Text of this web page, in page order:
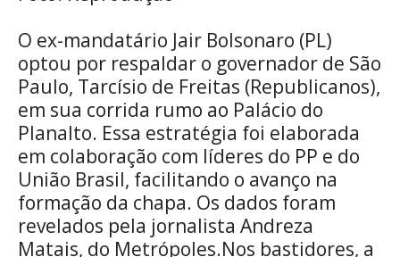
O ex-mandatário Jair Bolsonaro (PL)
optou por respaldar o governador de São
Paulo, Tarcísio de Freitas (Republicanos),
em sua corrida rumo ao Palácio do
Planalto. Essa estratégia foi elaborada
em colaboração com líderes do PP e do
União Brasil, facilitando o avanço na
formação da chapa. Os dados foram
revelados pela jornalista Andreza
Matais, do Metrópoles.Nos bastidores, a